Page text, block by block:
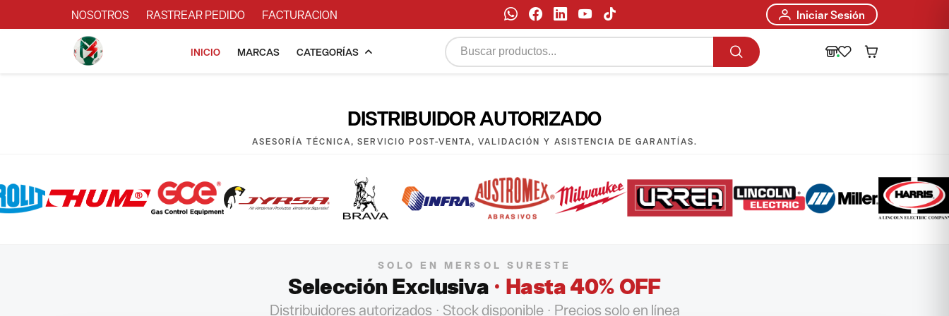
NOSOTROS RASTREAR PEDIDO FACTURACION Iniciar Sesión
INICIO MARCAS CATEGORÍAS
DISTRIBUIDOR AUTORIZADO
ASESORÍA TÉCNICA, SERVICIO POST-VENTA, VALIDACIÓN Y ASISTENCIA DE GARANTÍAS.
SOLO EN MERSOL SURESTE
Selección Exclusiva · Hasta 40% OFF
Distribuidores autorizados · Stock disponible · Precios solo en línea